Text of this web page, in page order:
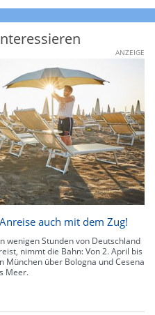
ANZEIGE
auch mit dem Zug!
wenigen Stunden von Deutschland
nimmt die Bahn: Von 2. April bis
München über Bologna und Cesena
Meer.